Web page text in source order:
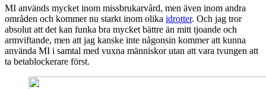
MI används mycket inom missbrukarvård, men även inom andra
områden och kommer nu starkt inom olika idrotter. Och jag tror
absolut att det kan funka bra mycket bättre än mitt tjoande och
armviftande, men att jag kanske inte någonsin kommer att kunna
använda MI i samtal med vuxna människor utan att vara tvungen att
ta betablockerare först.